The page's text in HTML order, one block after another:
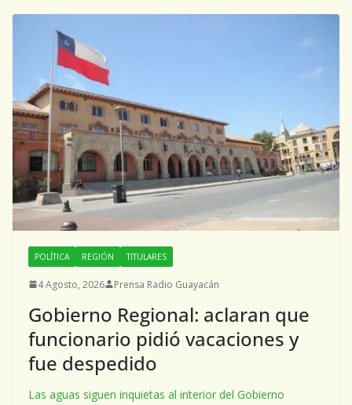
POLÍTICA REGIÓN TITULARES
4 Agosto, 2026 Prensa Radio Guayacán
Gobierno Regional: aclaran que
funcionario pidió vacaciones y
fue despedido
Las aguas siguen inquietas al interior del Gobierno